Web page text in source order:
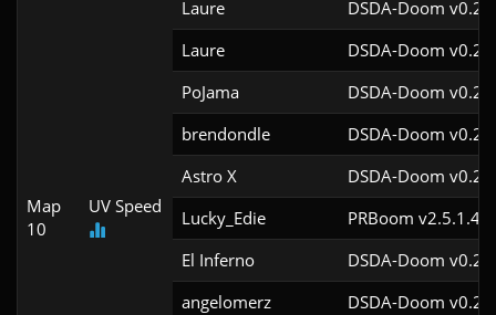
Map
10
UV Speed
Laure
DSDA-Doom
Laure
DSDA-Doom
PoJama
DSDA-Doom
brendondle
DSDA-Doom
Astro X
DSDA-Doom
Lucky_Edie
PRBoom
El Inferno
DSDA-Doom
angelomerz
DSDA-Doom